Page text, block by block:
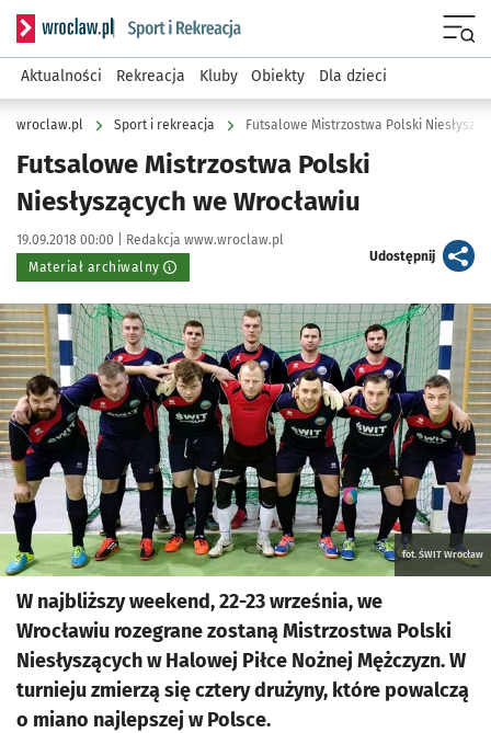
Serwis informacyjny wroclaw.pl podserwis: Sport i rekreacja
Aktualności Rekreacja Kluby Obiekty Dla dzieci
wroclaw.pl Sport i rekreacja Futsalowe Mistrzostwa Polski
Futsalowe Mistrzostwa Polski
Niesłyszących we Wrocławiu
Data publikacji:
19.09.2018 00:00 | Autor:
Redakcja www.wroclaw.pl
Materiał archiwalny
Udostępnijartykuł
Kliknij, aby powiększyć
fot. ŚWIT Wrocław
W najbliższy weekend, 22-23 września, we
Wrocławiu rozegrane zostaną Mistrzostwa Polski
Niesłyszących w Halowej Piłce Nożnej Mężczyzn. W
turnieju zmierzą się cztery drużyny, które powalczą
o miano najlepszej w Polsce.